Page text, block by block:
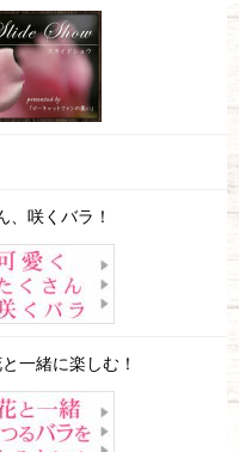
、咲くバラ！
一緒に楽しむ！